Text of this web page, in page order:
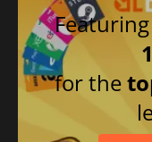
for the